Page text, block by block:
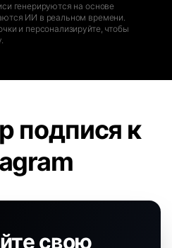
генерируются на основе
ИИ в реальном времени.
и персонализируйте, чтобы
подпися к
свою